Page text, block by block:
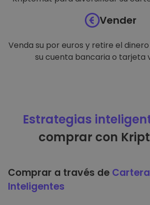
Vender
Venda su por euros y retire el
su cuenta bancaria o tarjeta
Estrategias
comprar con
Comprar a través de
Inteligentes